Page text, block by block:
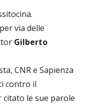
via delle
Gilberto
CNR e Sapienza
contro il
citato le sue parole